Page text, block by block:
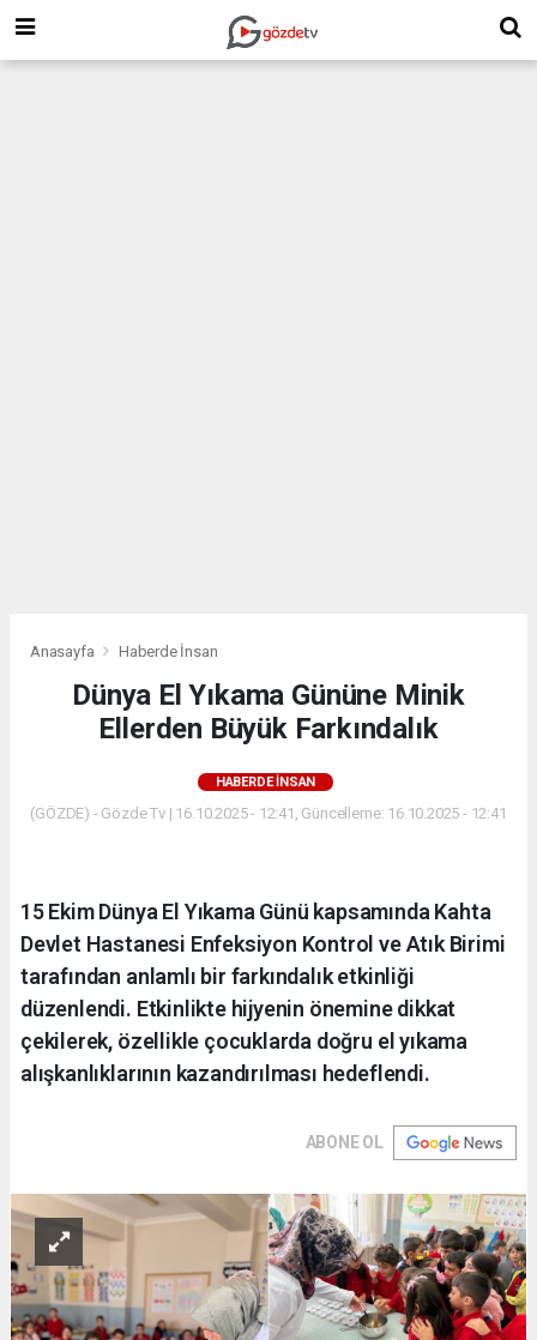
Anasayfa Haberde İnsan
Dünya El Yıkama Gününe Minik
Ellerden Büyük Farkındalık
HABERDE İNSAN
(GÖZDE) - Gözde Tv | 16.10.2025 - 12:41, Güncelleme: 16.10.2025 - 12:41
15 Ekim Dünya El Yıkama Günü kapsamında Kahta
Devlet Hastanesi Enfeksiyon Kontrol ve Atık Birimi
tarafından anlamlı bir farkındalık etkinliği
düzenlendi. Etkinlikte hijyenin önemine dikkat
çekilerek, özellikle çocuklarda doğru el yıkama
alışkanlıklarının kazandırılması hedeflendi.
ABONE OL